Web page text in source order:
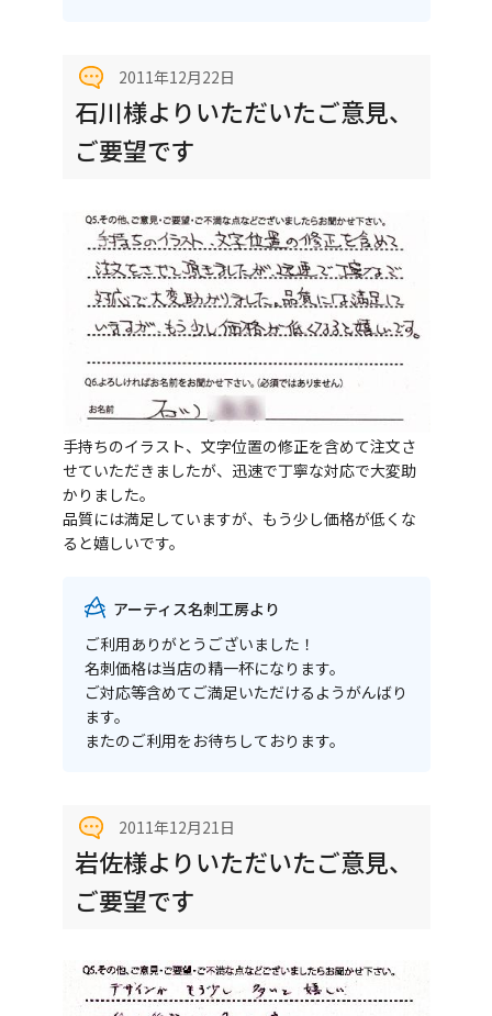
2011年12月22日
石川様よりいただいたご意見、
ご要望です
手持ちのイラスト、文字位置の修正を含めて注文さ
せていただきましたが、迅速で丁寧な対応で大変助
かりました。
品質には満足していますが、もう少し価格が低くな
ると嬉しいです。
アーティス名刺工房より
ご利用ありがとうございました！
名刺価格は当店の精一杯になります。
ご対応等含めてご満足いただけるようがんばり
ます。
またのご利用をお待ちしております。
2011年12月21日
岩佐様よりいただいたご意見、
ご要望です